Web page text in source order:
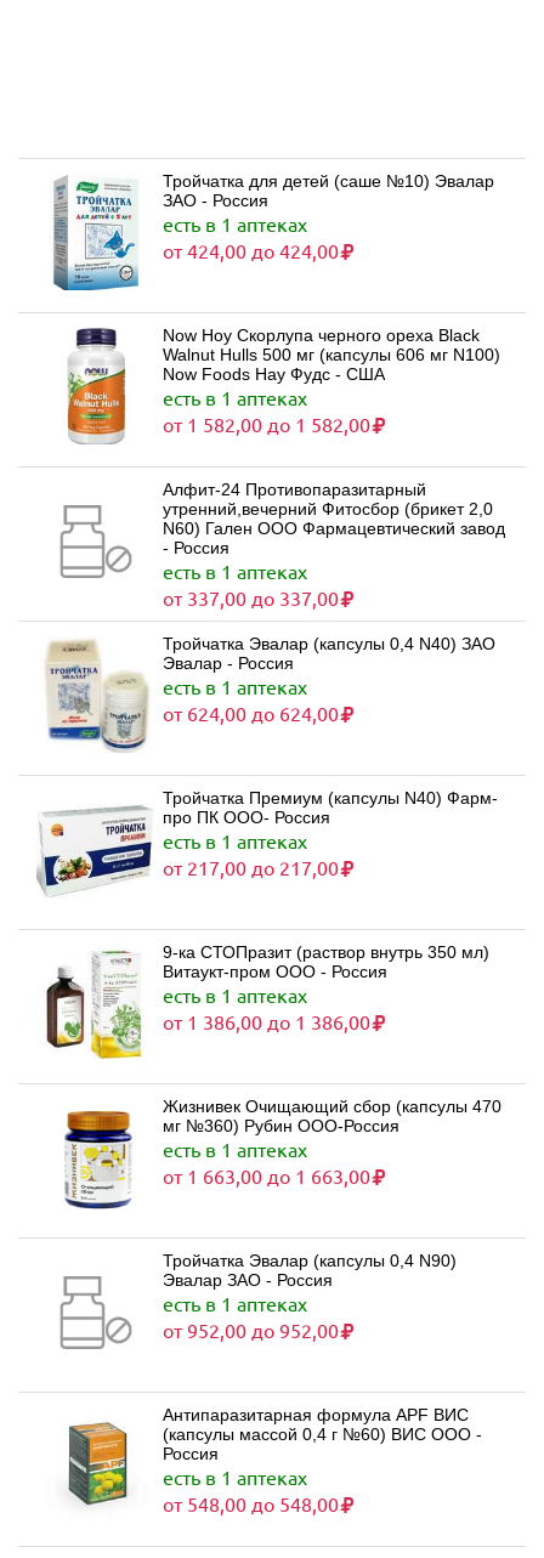
Тройчатка для детей (саше №10) Эвалар
ЗАО - Россия
есть в 1 аптеках
от 424,00 до 424,00
Now Ноу Скорлупа черного ореха Black
Walnut Hulls 500 мг (капсулы 606 мг N100)
Now Foods Нaу Фудс - США
есть в 1 аптеках
от 1 582,00 до 1 582,00
Алфит-24 Противопаразитарный
утренний,вечерний Фитосбор (брикет 2,0
N60) Гален ООО Фармацевтический завод
- Россия
есть в 1 аптеках
от 337,00 до 337,00
Тройчатка Эвалар (капсулы 0,4 N40) ЗАО
Эвалар - Россия
есть в 1 аптеках
от 624,00 до 624,00
Тройчатка Премиум (капсулы N40) Фарм-
про ПК ООО- Россия
есть в 1 аптеках
от 217,00 до 217,00
9-ка СТОПразит (раствор внутрь 350 мл)
Витаукт-пром ООО - Россия
есть в 1 аптеках
от 1 386,00 до 1 386,00
Жизнивек Очищающий сбор (капсулы 470
мг №360) Рубин ООО-Россия
есть в 1 аптеках
от 1 663,00 до 1 663,00
Тройчатка Эвалар (капсулы 0,4 N90)
Эвалар ЗАО - Россия
есть в 1 аптеках
от 952,00 до 952,00
Антипаразитарная формула APF ВИС
(капсулы массой 0,4 г №60) ВИС ООО -
Россия
есть в 1 аптеках
от 548,00 до 548,00